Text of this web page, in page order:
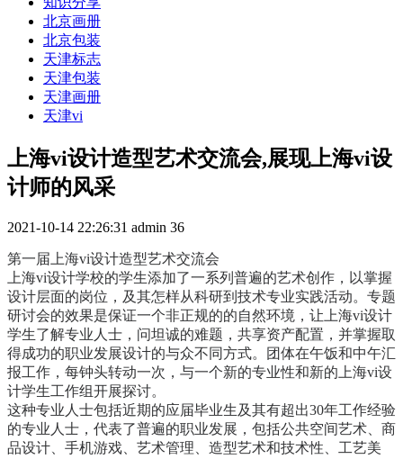
北京画册
北京包装
天津标志
天津包装
天津画册
天津vi
上海vi设计造型艺术交流会,展现上海vi设
计师的风采
2021-10-14 22:26:31 admin 36
第一届上海vi设计造型艺术交流会
上海vi设计学校的学生添加了一系列普遍的艺术创作，以掌握
设计层面的岗位，及其怎样从科研到技术专业实践活动。专题
研讨会的效果是保证一个非正规的的自然环境，让上海vi设计
学生了解专业人士，问坦诚的难题，共享资产配置，并掌握取
得成功的职业发展设计的与众不同方式。团体在午饭和中午汇
报工作，每钟头转动一次，与一个新的专业性和新的上海vi设
计学生工作组开展探讨。
这种专业人士包括近期的应届毕业生及其有超出30年工作经验
的专业人士，代表了普遍的职业发展，包括公共空间艺术、商
品设计、手机游戏、艺术管理、造型艺术和技术性、工艺美